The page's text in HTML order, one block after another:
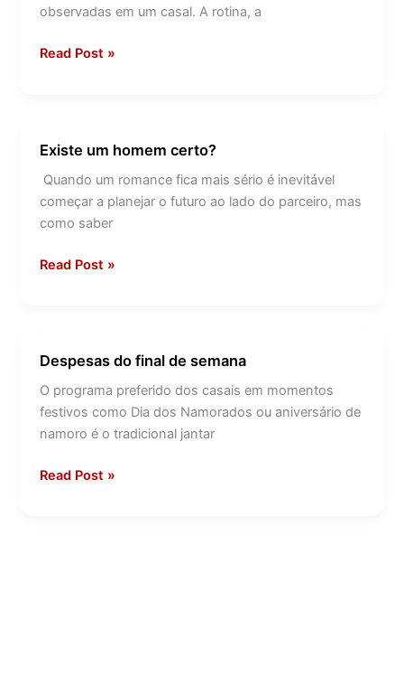
observadas em um casal. A rotina, a
Read Post »
Existe um homem certo?
Quando um romance fica mais sério é inevitável
começar a planejar o futuro ao lado do parceiro, mas
como saber
Existe
um
Read Post »
Despesas do final de semana
O programa preferido dos casais em momentos
festivos como Dia dos Namorados ou aniversário de
namoro é o tradicional jantar
Despesas
do
final
Read Post »